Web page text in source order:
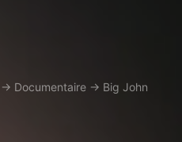
→ Documentaire → Big John